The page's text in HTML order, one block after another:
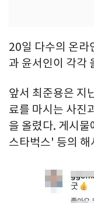
20일 다수의 온라
과 윤서인이 각각
앞서 최준용은 지
료를 마시는 사진
을 올렸다. 게시
스타벅스' 등의